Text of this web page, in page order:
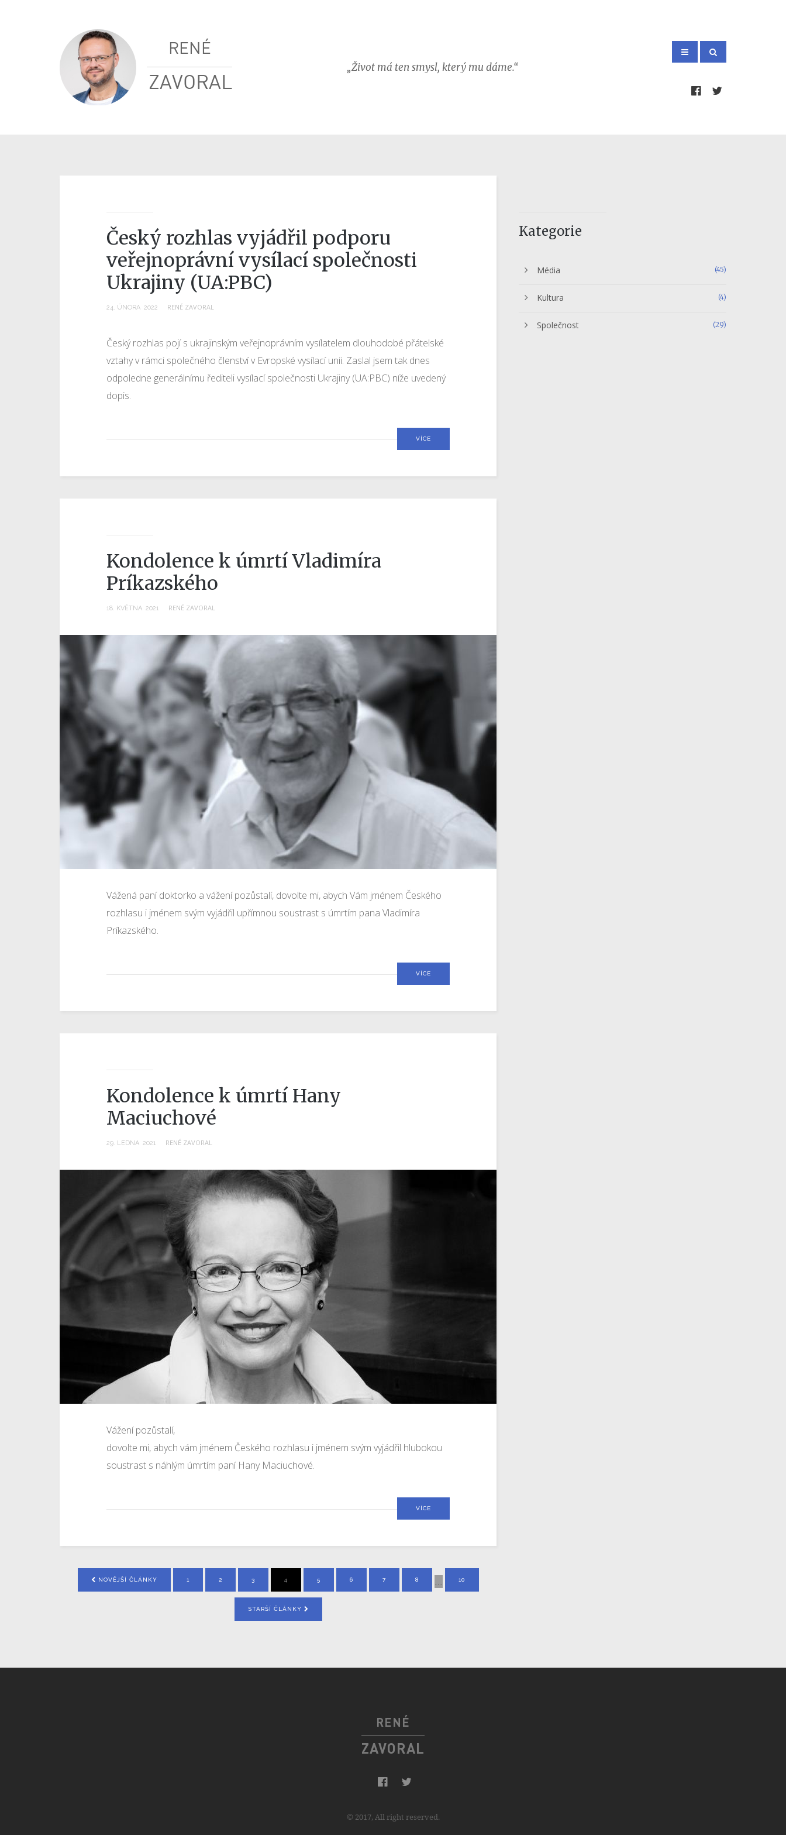
RENÉ
ZAVORAL
„Život má ten smysl, který mu dáme.“
Český rozhlas vyjádřil podporu
veřejnoprávní vysílací společnosti
Ukrajiny (UA:PBC)
24. ÚNORA 2022 RENÉ ZAVORAL
Český rozhlas pojí s ukrajinským veřejnoprávním vysílatelem dlouhodobé přátelské
vztahy v rámci společného členství v Evropské vysílací unii. Zaslal jsem tak dnes
odpoledne generálnímu řediteli vysílací společnosti Ukrajiny (UA:PBC) níže uvedený
dopis.
VÍCE
Kondolence k úmrtí Vladimíra
Príkazského
18. KVĚTNA 2021 RENÉ ZAVORAL
Vážená paní doktorko a vážení pozůstalí, dovolte mi, abych Vám jménem Českého
rozhlasu i jménem svým vyjádřil upřímnou soustrast s úmrtím pana Vladimíra
Príkazského.
VÍCE
Kondolence k úmrtí Hany
Maciuchové
29. LEDNA 2021 RENÉ ZAVORAL
Vážení pozůstalí,
dovolte mi, abych vám jménem Českého rozhlasu i jménem svým vyjádřil hlubokou
soustrast s náhlým úmrtím paní Hany Maciuchové.
VÍCE
NOVĚJŠÍ ČLÁNKY 1 2 3 4 5 6 7 8 … 10
STARŠÍ ČLÁNKY
Kategorie
Média (45)
Kultura (4)
Společnost (29)
RENÉ
ZAVORAL
© 2017, All right reserved.